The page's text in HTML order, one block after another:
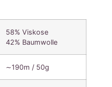
58% Viskose
42% Baumwolle
∼190m / 50g